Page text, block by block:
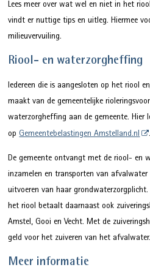
Lees meer over wat wel en niet in het
vindt er nuttige tips en uitleg. Hiermee
milieuvervuiling.
Riool- en waterzorgheffing
Iedereen die is aangesloten op het riool
maakt van de gemeentelijke
waterzorgheffing aan de gemeente. Hier
op Gemeentebelastingen Amstelland.nl .
De gemeente ontvangt met de riool- en
inzamelen en transporten van
uitvoeren van haar grondwaterzorgplicht.
het riool betaalt daarnaast ook
Amstel, Gooi en Vecht. Met de
geld voor het zuiveren van het afvalwater.
Meer informatie